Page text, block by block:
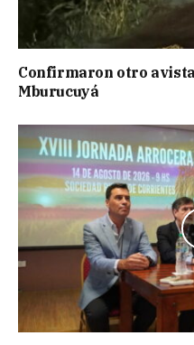
Confirmaron otro
Mburucuyá